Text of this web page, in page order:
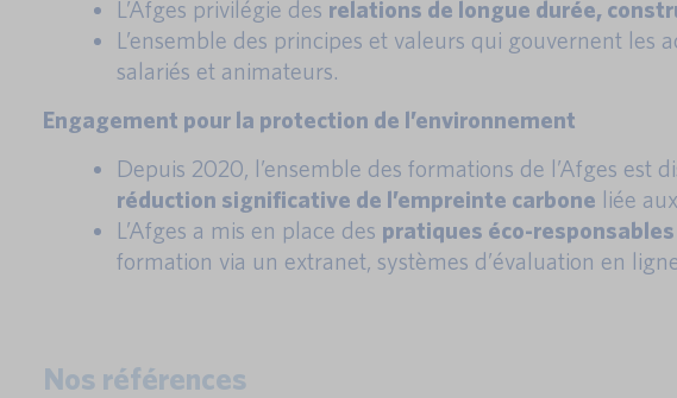
L’Afges privilégie des relations de longue durée,
L’ensemble des principes et valeurs qui gouvernent les
salariés et animateurs.
Engagement pour la protection de l’environnement
Depuis 2020, l’ensemble des formations de l’Afges
réduction significative de l’empreinte carbone liée
L’Afges a mis en place des pratiques éco-responsables
formation via un extranet, systèmes d’évaluation en
Nos références